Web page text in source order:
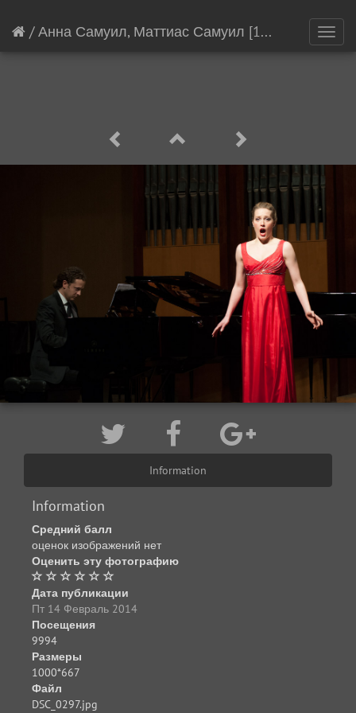
/Анна Самуил, Маттиас Самуил [15861/21145]
Information
Information
Средний балл
оценок изображений нет
Оценить эту фотографию
Дата публикации
Пт 14 Февраль 2014
Посещения
9994
Размеры
1000*667
Файл
DSC_0297.jpg